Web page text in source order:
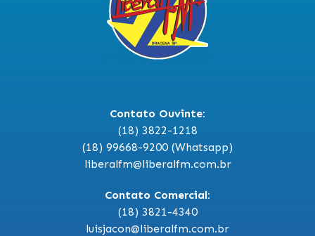
Contato Ouvinte:
(18) 3822-1218
(18) 99668-9200 (Whatsapp)
liberalfm@liberalfm.com.br
Contato Comercial:
(18) 3821-4340
luisjacon@liberalfm.com.br